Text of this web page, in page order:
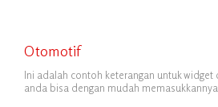
Otomotif
Ini adalah contoh keterangan untuk
anda bisa dengan mudah